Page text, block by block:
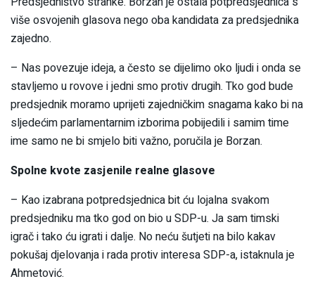
više osvojenih glasova nego oba kandidata za predsjednika
zajedno.
– Nas povezuje ideja, a često se dijelimo oko ljudi i onda se
stavljemo u rovove i jedni smo protiv drugih. Tko god bude
predsjednik moramo uprijeti zajedničkim snagama kako bi na
sljedećim parlamentarnim izborima pobijedili i samim time
ime samo ne bi smjelo biti važno, poručila je Borzan.
Spolne kvote zasjenile realne glasove
– Kao izabrana potpredsjednica bit ću lojalna svakom
predsjedniku ma tko god on bio u SDP-u. Ja sam timski
igrač i tako ću igrati i dalje. No neću šutjeti na bilo kakav
pokušaj djelovanja i rada protiv interesa SDP-a, istaknula je
Ahmetović.